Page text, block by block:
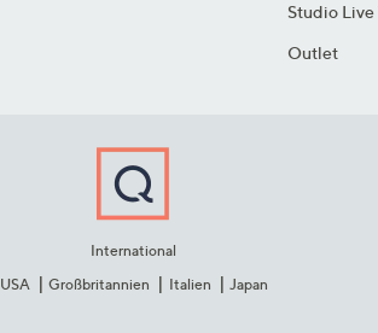
Studio Live
Outlet
International
USA
Großbritannien Italien Japan